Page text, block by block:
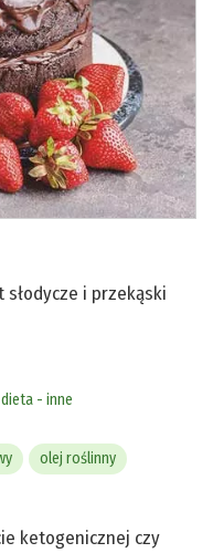
i przekąski
dieta - inne
olej roślinny
ketogenicznej czy